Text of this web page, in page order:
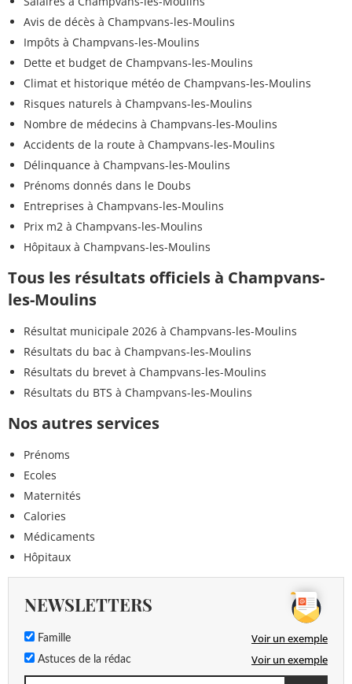
Avis de décès à Champvans-les-Moulins
Impôts à Champvans-les-Moulins
Dette et budget de Champvans-les-Moulins
Climat et historique météo de Champvans-les-Moulins
Risques naturels à Champvans-les-Moulins
Nombre de médecins à Champvans-les-Moulins
Accidents de la route à Champvans-les-Moulins
Délinquance à Champvans-les-Moulins
Prénoms donnés dans le Doubs
Entreprises à Champvans-les-Moulins
Prix m2 à Champvans-les-Moulins
Hôpitaux à Champvans-les-Moulins
Tous les résultats officiels à Champvans-
les-Moulins
Résultat municipale 2026 à Champvans-les-Moulins
Résultats du bac à Champvans-les-Moulins
Résultats du brevet à Champvans-les-Moulins
Résultats du BTS à Champvans-les-Moulins
Nos autres services
Prénoms
Ecoles
Maternités
Calories
Médicaments
Hôpitaux
NEWSLETTERS
Famille Voir un exemple
Astuces de la rédac Voir un exemple